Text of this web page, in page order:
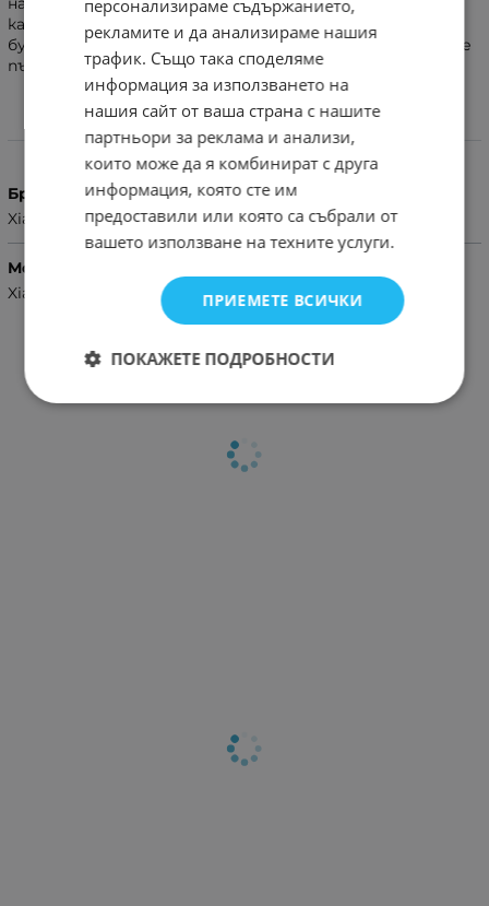
камерата, светкавицата, високоговорителя и
буксите за зареждане и слушалки. С този калъф имате
пълен достъп до всички бутони на смартфона.
Характеристики
Бранд
Xiaomi
Модел Телефон
Xiaomi 13
персонализираме съдържанието,
рекламите и да анализираме нашия
трафик. Също така споделяме
информация за използването на
нашия сайт от ваша страна с нашите
партньори за реклама и анализи,
които може да я комбинират с друга
информация, която сте им
предоставили или която са събрали от
вашето използване на техните услуги.
ПРИЕМЕТЕ ВСИЧКИ
ПОКАЖЕТЕ ПОДРОБНОСТИ